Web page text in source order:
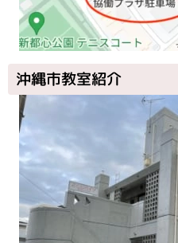
沖縄市教室紹介